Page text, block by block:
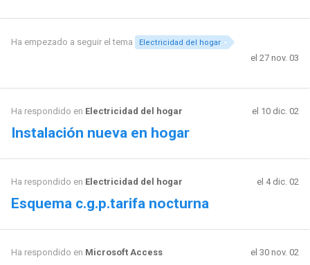
Ha empezado a seguir el tema Electricidad del hogar
el 27 nov. 03
Ha respondido en Electricidad del hogar el 10 dic. 02
Instalación nueva en hogar
Ha respondido en Electricidad del hogar el 4 dic. 02
Esquema c.g.p.tarifa nocturna
Ha respondido en Microsoft Access el 30 nov. 02